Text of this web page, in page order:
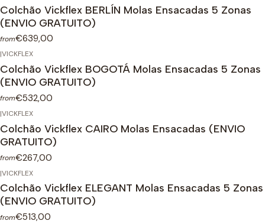
Colchão Vickflex BERLÍN Molas Ensacadas 5 Zonas
(ENVIO GRATUITO)
from€639,00
|VICKFLEX
Colchão Vickflex BOGOTÁ Molas Ensacadas 5 Zonas
(ENVIO GRATUITO)
from€532,00
|VICKFLEX
Colchão Vickflex CAIRO Molas Ensacadas (ENVIO
GRATUITO)
from€267,00
|VICKFLEX
Colchão Vickflex ELEGANT Molas Ensacadas 5 Zonas
(ENVIO GRATUITO)
from€513,00